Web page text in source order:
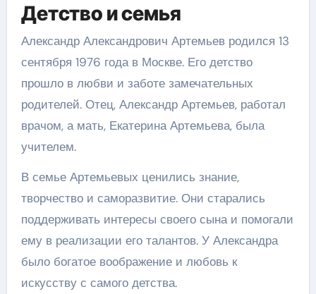
Детство и семья
Александр Александрович Артемьев родился 13
сентября 1976 года в Москве. Его детство
прошло в любви и заботе замечательных
родителей. Отец, Александр Артемьев, работал
врачом, а мать, Екатерина Артемьева, была
учителем.
В семье Артемьевых ценились знание,
творчество и саморазвитие. Они старались
поддерживать интересы своего сына и помогали
ему в реализации его талантов. У Александра
было богатое воображение и любовь к
искусству с самого детства.